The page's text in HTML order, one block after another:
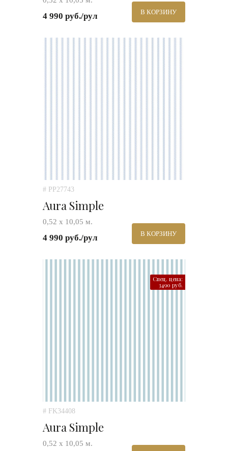
4 990 руб./рул В КОРЗИНУ
# PP27743
Aura Simple
0,52 х 10,05 м.
4 990 руб./рул В КОРЗИНУ
Спец. цена:
3490 руб.
# FK34408
Aura Simple
0,52 х 10,05 м.